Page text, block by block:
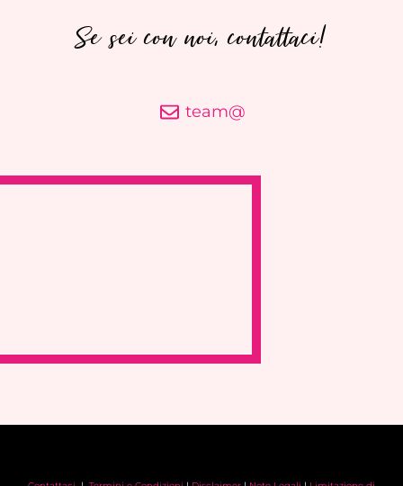
Se sei con noi, contattaci!
team@